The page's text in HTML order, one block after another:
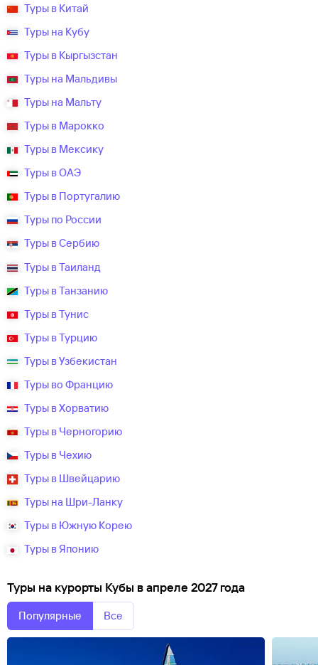
Туры в Китай
Туры на Кубу
Туры в Кыргызстан
Туры на Мальдивы
Туры на Мальту
Туры в Марокко
Туры в Мексику
Туры в ОАЭ
Туры в Португалию
Туры по России
Туры в Сербию
Туры в Таиланд
Туры в Танзанию
Туры в Тунис
Туры в Турцию
Туры в Узбекистан
Туры во Францию
Туры в Хорватию
Туры в Черногорию
Туры в Чехию
Туры в Швейцарию
Туры на Шри-Ланку
Туры в Южную Корею
Туры в Японию
Туры на курорты Кубы в апреле 2027 года
Популярные Все